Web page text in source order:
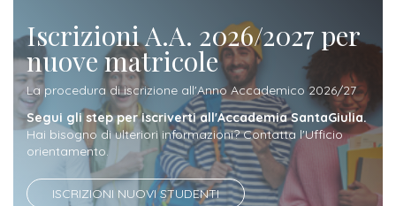
Iscriviti
alla
Newsletter
Iscrizioni A.A. 2026/2027 per
nuove matricole
La procedura di iscrizione all'Anno Accademico 2026/27
Segui gli step per iscriverti all'Accademia SantaGiulia.
Hai bisogno di ulteriori informazioni? Contatta l'Ufficio
orientamento.
ISCRIZIONI NUOVI STUDENTI